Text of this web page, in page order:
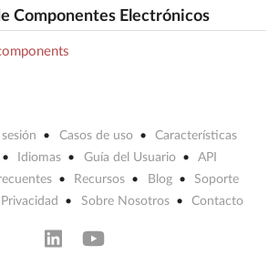
Componentes Electrónicos
sesión Casos de uso
Características
Idiomas Guía del Usuario
API
Recursos Blog
Soporte
Privacidad Sobre Nosotros Contacto